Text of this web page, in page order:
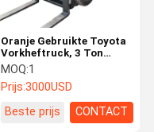
Oranje Gebruikte Toyota
Vorkheftruck, 3 Ton
Laadvermogen met
Industrieel Stalen Frame
– Geschikt voor
Logistieke Centra,
Bouwplaatsen en Bulk
Opslagtoepassingen
MOQ:1
Prijs:3000USD
Beste prijs
CONTACT